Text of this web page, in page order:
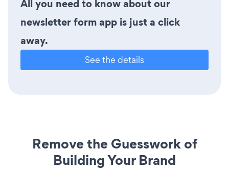
All you need to know about our
newsletter form app is just a click
away.
See the details
Remove the Guesswork of
Building Your Brand